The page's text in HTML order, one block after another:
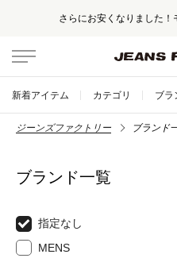
さらにお安くなりました！
新着アイテム カテゴリ ブラ
ジーンズファクトリー ブランド
ブランド一覧
指定なし
MENS